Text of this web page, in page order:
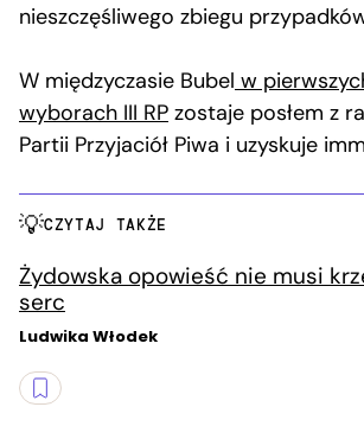
nieszczęśliwego zbiegu
W międzyczasie Bubel w
wyborach III RP zostaje posłem z
Partii Przyjaciół Piwa i uzyskuje
CZYTAJ TAKŻE
Żydowska opowieść nie musi
serc
Ludwika Włodek